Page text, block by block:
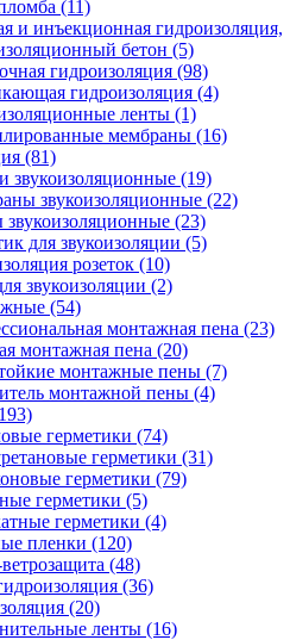
(11)
и инъекционная гидроизоляция,
бетон (5)
гидроизоляция (98)
гидроизоляция (4)
ленты (1)
мембраны (16)
(81)
звукоизоляционные (19)
звукоизоляционные (22)
(23)
для звукоизоляции (5)
розеток (10)
звукоизоляции (2)
(54)
монтажная пена (23)
монтажная пена (20)
монтажные пены (7)
монтажной пены (4)
герметики (74)
герметики (31)
герметики (79)
герметики (5)
герметики (4)
пленки (120)
(48)
(36)
(20)
ленты (16)